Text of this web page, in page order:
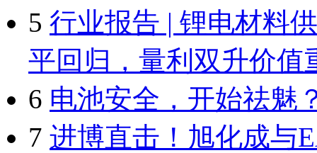
5 行业报告 | 锂电材料
平回归，量利双升价值
6 电池安全，开始祛魅
7 进博直击！旭化成与